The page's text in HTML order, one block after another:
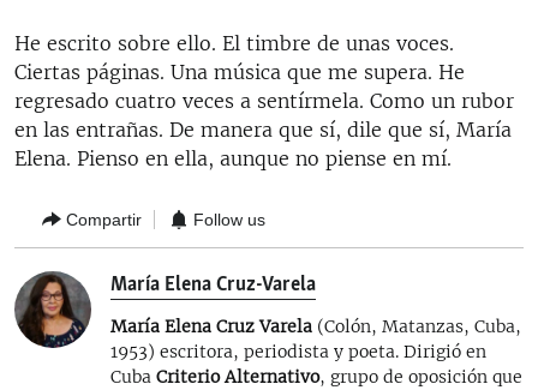
He escrito sobre ello. El timbre de unas voces.
Ciertas páginas. Una música que me supera. He
regresado cuatro veces a sentírmela. Como un rubor
en las entrañas. De manera que sí, dile que sí, María
Elena. Pienso en ella, aunque no piense en mí.
Compartir Follow us
María Elena Cruz-Varela
María Elena Cruz Varela (Colón, Matanzas, Cuba,
1953) escritora, periodista y poeta. Dirigió en
Cuba Criterio Alternativo, grupo de oposición que